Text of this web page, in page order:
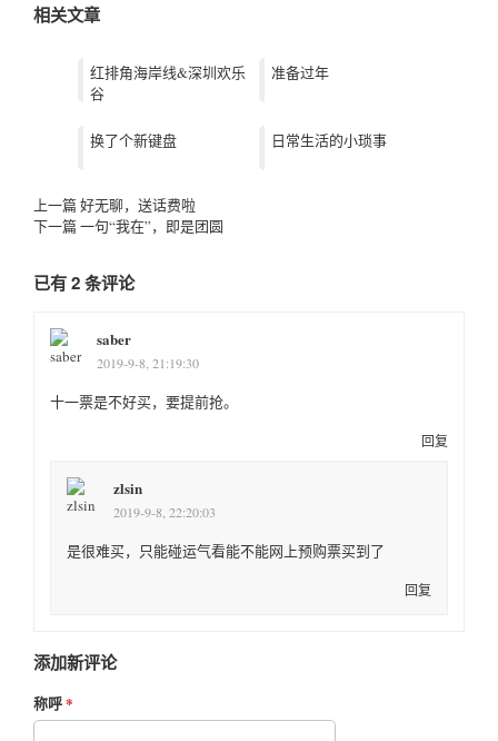
相关文章
红排角海岸线&深圳欢乐
谷
准备过年
换了个新键盘 日常生活的小琐事
上一篇好无聊，送话费啦
下一篇一句“我在”，即是团圆
已有 2 条评论
saber
2019-9-8, 21:19:30
十一票是不好买，要提前抢。
回复
zlsin
2019-9-8, 22:20:03
是很难买，只能碰运气看能不能网上预购票买到了
回复
添加新评论
称呼